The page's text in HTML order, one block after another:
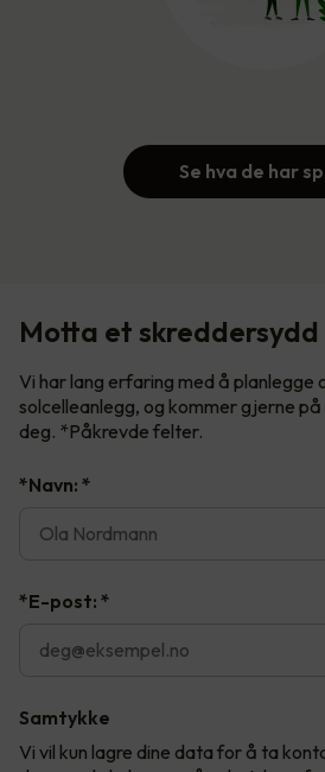
Se hva de har
Motta et
Vi har lang erfaring med å planlegge
solcelleanlegg, og kommer gjerne
deg. *Påkrevde felter.
*Navn: *
*E-post: *
Samtykke
Vi vil kun lagre dine data for å ta